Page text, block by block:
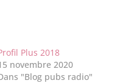
Plus 2018
novembre 2020
"Blog pubs radio"